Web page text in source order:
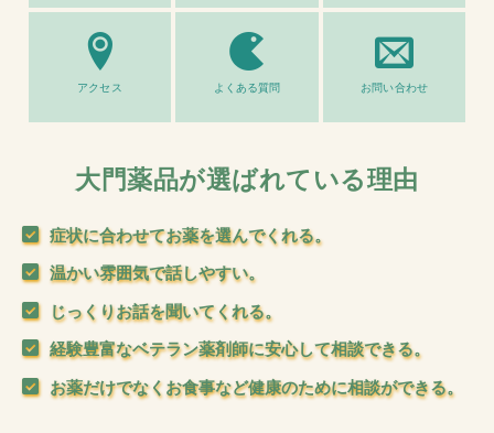
アクセス よくある質問 お問い合わせ
大門薬品が選ばれている理由
症状に合わせてお薬を選んでくれる。
温かい雰囲気で話しやすい。
じっくりお話を聞いてくれる。
経験豊富なベテラン薬剤師に安心して相談できる。
お薬だけでなくお食事など健康のために相談ができる。